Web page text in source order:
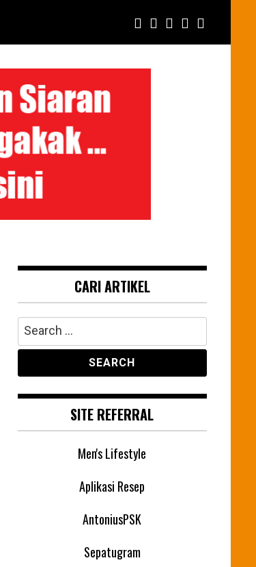
CARI ARTIKEL
Search
for:
SITE REFERRAL
Men's Lifestyle
Aplikasi Resep
AntoniusPSK
Sepatugram